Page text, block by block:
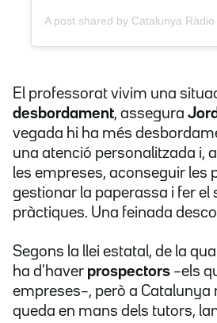
A post shared by Catalunya
El professorat vivim una
desbordament, assegura
vegada hi ha més
una atenció personalitzada i,
les empreses, aconseguir les
gestionar la paperassa i fer el
pràctiques. Una feinada
Segons la llei estatal, de la
ha d'haver prospectors –els
empreses–, però a Catalunya
queda en mans dels tutors,